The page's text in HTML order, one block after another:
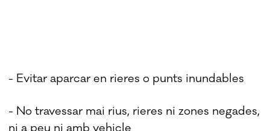
- Evitar aparcar en rieres o punts inundables
- No travessar mai rius, rieres ni zones negades,
ni a peu ni amb vehicle